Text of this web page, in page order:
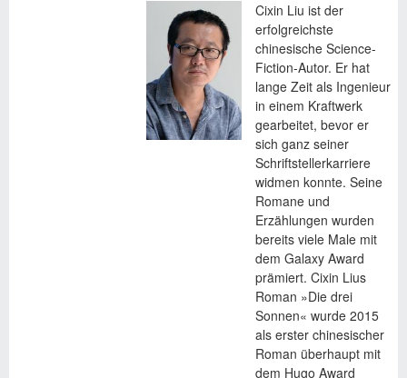
Cixin Liu ist der
erfolgreichste
chinesische Science-
Fiction-Autor. Er hat
lange Zeit als Ingenieur
in einem Kraftwerk
gearbeitet, bevor er
sich ganz seiner
Schriftstellerkarriere
widmen konnte. Seine
Romane und
Erzählungen wurden
bereits viele Male mit
dem Galaxy Award
prämiert. Cixin Lius
Roman »Die drei
Sonnen« wurde 2015
als erster chinesischer
Roman überhaupt mit
dem Hugo Award